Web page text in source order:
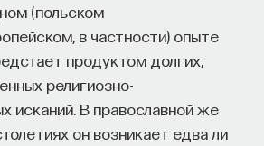
(польском
в частности) опыте
продуктом долгих,
религиозно-
исканий. В православной же
он возникает едва ли